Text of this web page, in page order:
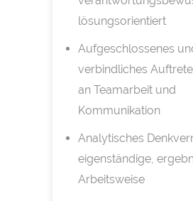
lösungsorientiert
Aufgeschlossenes
verbindliches
an Teamarbeit und
Kommunikation
Analytisches
eigenständige,
Arbeitsweise